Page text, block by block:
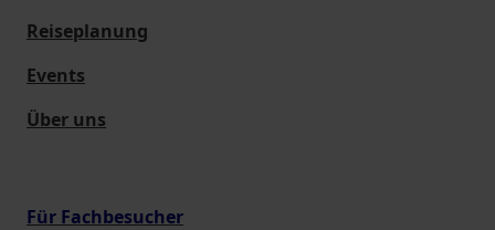
Reiseplanung
Events
Über uns
Für Fachbesucher